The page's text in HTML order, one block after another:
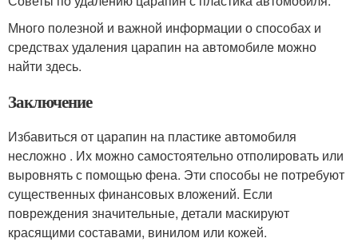
Много полезной и важной информации о способах и
средствах удаления царапин на автомобиле можно
найти здесь.
Заключение
Избавиться от царапин на пластике автомобиля
несложно . Их можно самостоятельно отполировать или
выровнять с помощью фена. Эти способы не потребуют
существенных финансовых вложений. Если
повреждения значительные, детали маскируют
красящими составами, винилом или кожей.